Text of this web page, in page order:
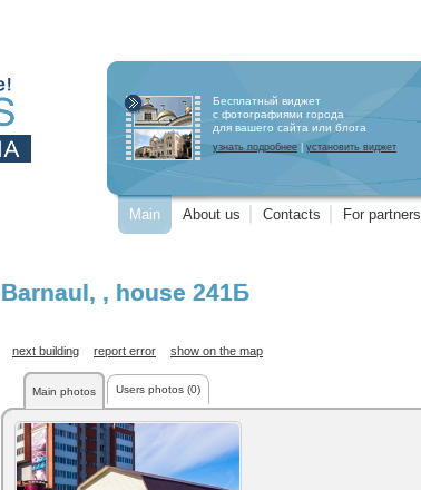
Бесплатный виджет
с фотографиями города
для вашего сайта или блога
узнать подробнее установить виджет
Main About us Contacts For partners
Barnaul , , house 241Б
next building report error show on the map
Main photos Users photos (0)